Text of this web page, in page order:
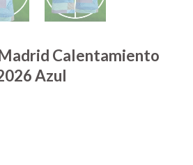
Calentamiento
Azul